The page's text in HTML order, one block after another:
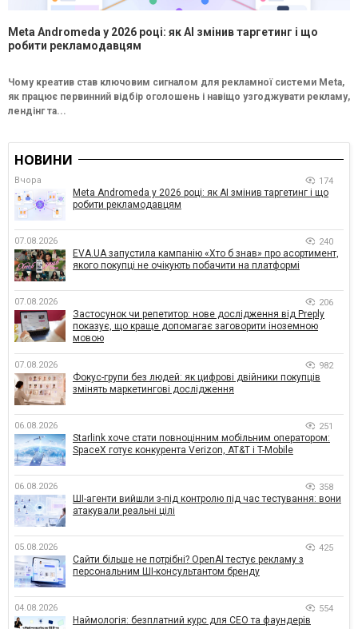
Meta Andromeda у 2026 році: як AI змінив таргетинг і що
робити рекламодавцям
Чому креатив став ключовим сигналом для рекламної системи Meta,
як працює первинний відбір оголошень і навіщо узгоджувати рекламу,
лендінг та...
НОВИНИ
Вчора 174
Meta Andromeda у 2026 році: як AI змінив таргетинг і що
робити рекламодавцям
07.08.2026 240
EVA.UA запустила кампанію «Хто б знав» про асортимент,
якого покупці не очікують побачити на платформі
07.08.2026 206
Застосунок чи репетитор: нове дослідження від Preply
показує, що краще допомагає заговорити іноземною
мовою
07.08.2026 982
Фокус-групи без людей: як цифрові двійники покупців
змінять маркетингові дослідження
06.08.2026 251
Starlink хоче стати повноцінним мобільним оператором:
SpaceX готує конкурента Verizon, AT&T і T-Mobile
06.08.2026 358
ШІ-агенти вийшли з-під контролю під час тестування: вони
атакували реальні цілі
05.08.2026 425
Сайти більше не потрібні? OpenAI тестує рекламу з
персональним ШІ-консультантом бренду
04.08.2026 554
Наймологія: безплатний курс для CEO та фаундерів